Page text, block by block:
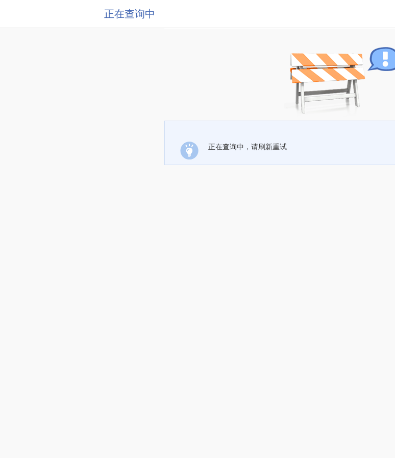
正在查询中
正在查询中，请刷新重试